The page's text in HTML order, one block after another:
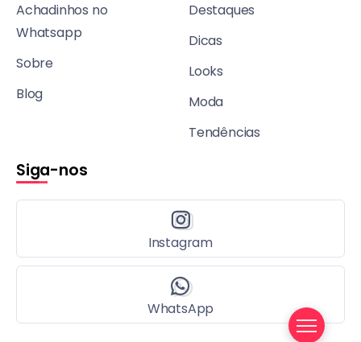
Achadinhos no
Whatsapp
Sobre
Blog
Destaques
Dicas
Looks
Moda
Tendências
Siga-nos
Instagram
WhatsApp